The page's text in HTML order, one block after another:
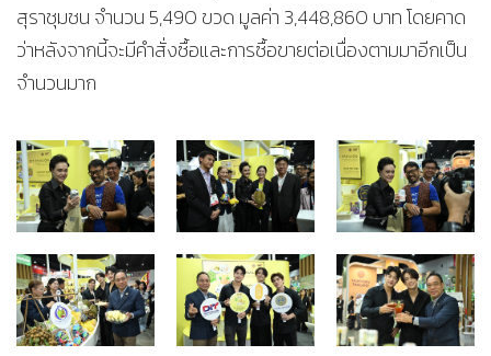
สุราชุมชน จำนวน 5,490 ขวด มูลค่า 3,448,860 บาท โดยคาด
ว่าหลังจากนี้จะมีคำสั่งซื้อและการซื้อขายต่อเนื่องตามมาอีกเป็น
จำนวนมาก